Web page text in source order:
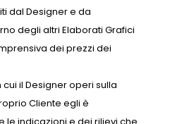
dal Designer e da
degli altri Elaborati Grafici
dei prezzi dei
il Designer operi sulla
Cliente egli è